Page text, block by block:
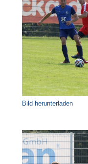
Bild herunterladen